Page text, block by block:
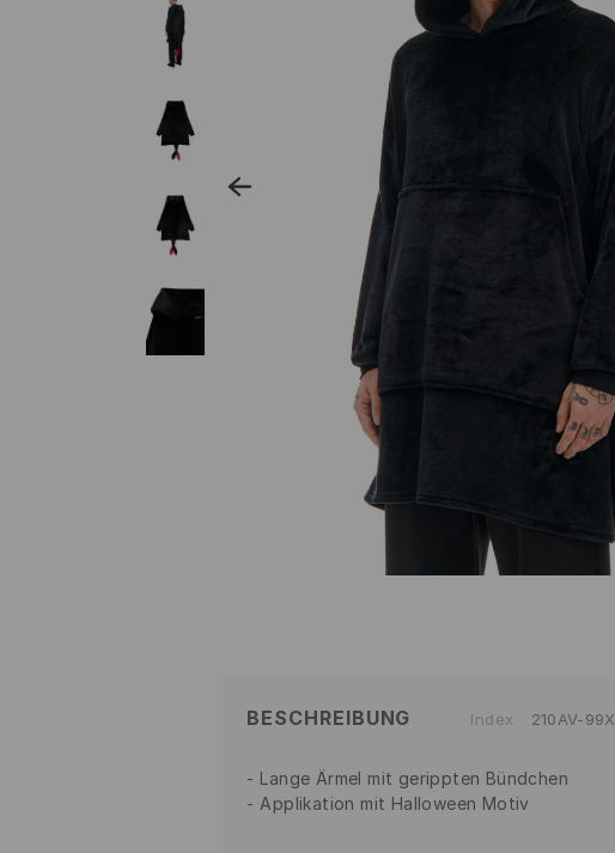
BESCHREIBUNG Index 210AV-99X
Lange Ärmel mit gerippten Bündchen
Applikation mit Halloween Motiv